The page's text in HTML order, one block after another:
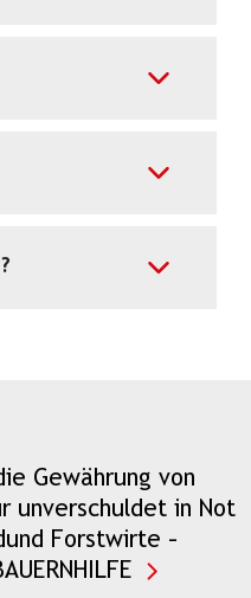
Gewährung von
unverschuldet in Not
Forstwirte –